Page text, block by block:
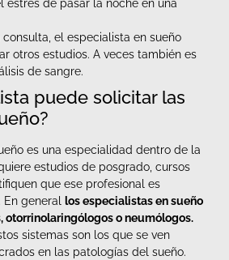
estrés de pasar la noche en una
el especialista en sueño
otros estudios. A veces también es
de sangre.
puede solicitar las
es una especialidad dentro de la
estudios de posgrado, cursos
que ese profesional es
general
los especialistas en sueño
otorrinolaringólogos o neumólogos.
sistemas son los que se ven
en las patologías del sueño.